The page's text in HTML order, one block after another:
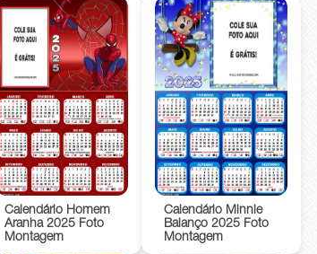
Calendário Homem
Aranha 2025 Foto
Montagem
Calendário Minnie
Balanço 2025 Foto
Montagem